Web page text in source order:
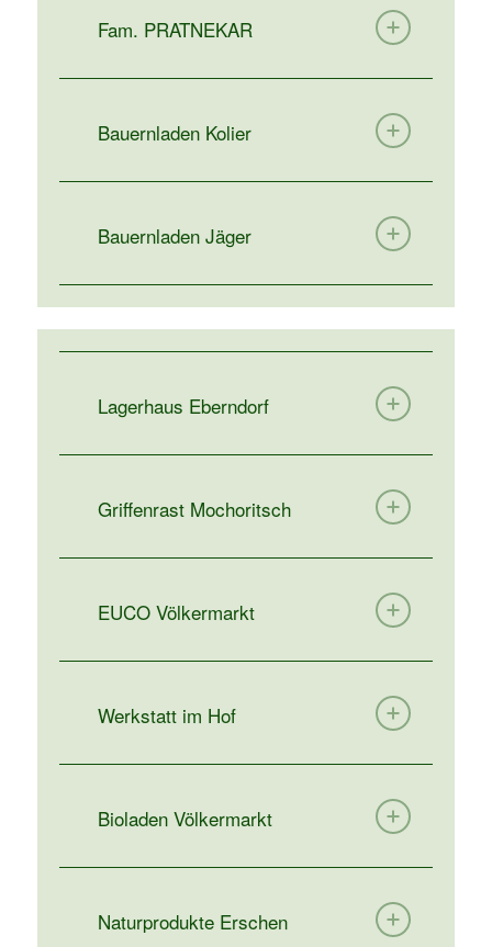
Fam. PRATNEKAR
Bauernladen Kolier
Bauernladen Jäger
Lagerhaus Eberndorf
Griffenrast Mochoritsch
EUCO Völkermarkt
Werkstatt im Hof
Bioladen Völkermarkt
Naturprodukte Erschen